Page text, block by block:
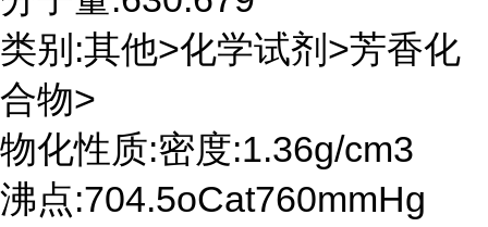
类别:其他>化学试剂>芳香化
合物>
物化性质:密度:1.36g/cm3
沸点:704.5oCat760mmHg